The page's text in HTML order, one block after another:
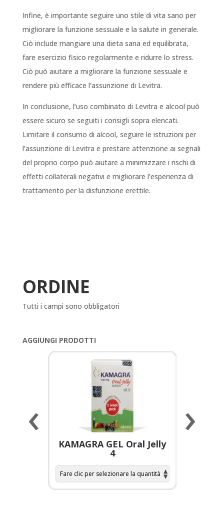
Infine, è importante seguire uno stile di vita sano per
migliorare la funzione sessuale e la salute in generale.
Ciò include mangiare una dieta sana ed equilibrata,
fare esercizio fisico regolarmente e ridurre lo stress.
Ciò può aiutare a migliorare la funzione sessuale e
rendere più efficace l’assunzione di Levitra.
In conclusione, l’uso combinato di Levitra e alcool può
essere sicuro se seguiti i consigli sopra elencati.
Limitare il consumo di alcool, seguire le istruzioni per
l’assunzione di Levitra e prestare attenzione ai segnali
del proprio corpo può aiutare a minimizzare i rischi di
effetti collaterali negativi e migliorare l’esperienza di
trattamento per la disfunzione erettile.
ORDINE
Tutti i campi sono obbligatori
AGGIUNGI PRODOTTI
KAMAGRA GEL Oral Jelly
4
‹ ›